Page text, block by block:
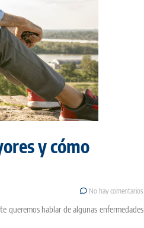
y cómo
No hay comentarios
queremos hablar de algunas enfermedades